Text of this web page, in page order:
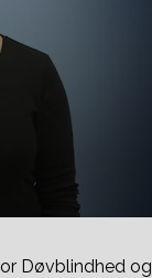
Døvblindhed og